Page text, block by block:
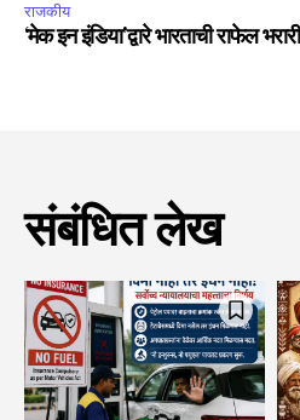
राजकीय
‘मेक इन इंडिया’द्वारे भारताची राफेल भरारी
संबंधित लेख